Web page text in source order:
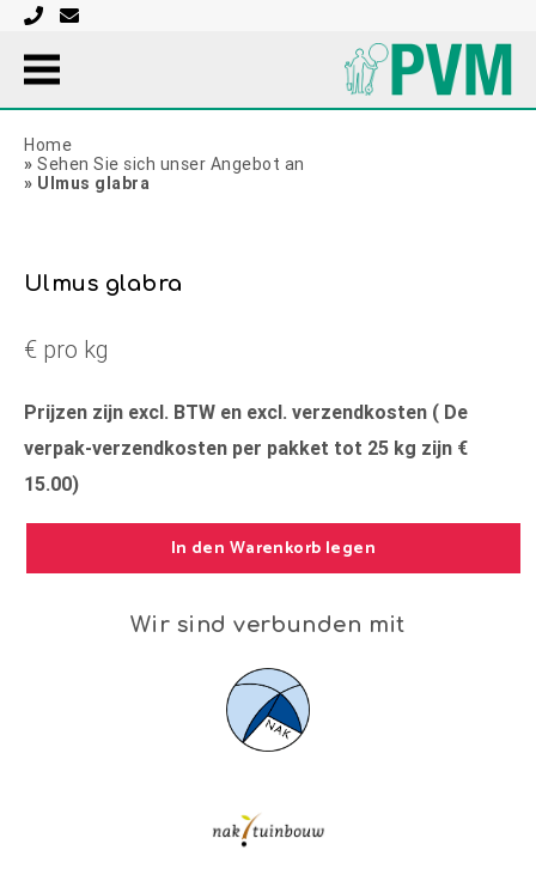
Home
» Sehen Sie sich unser Angebot an
» Ulmus glabra
Ulmus glabra
€ pro kg
Prijzen zijn excl. BTW en excl. verzendkosten ( De
verpak-verzendkosten per pakket tot 25 kg zijn €
15.00)
In den Warenkorb legen
Wir sind verbunden mit